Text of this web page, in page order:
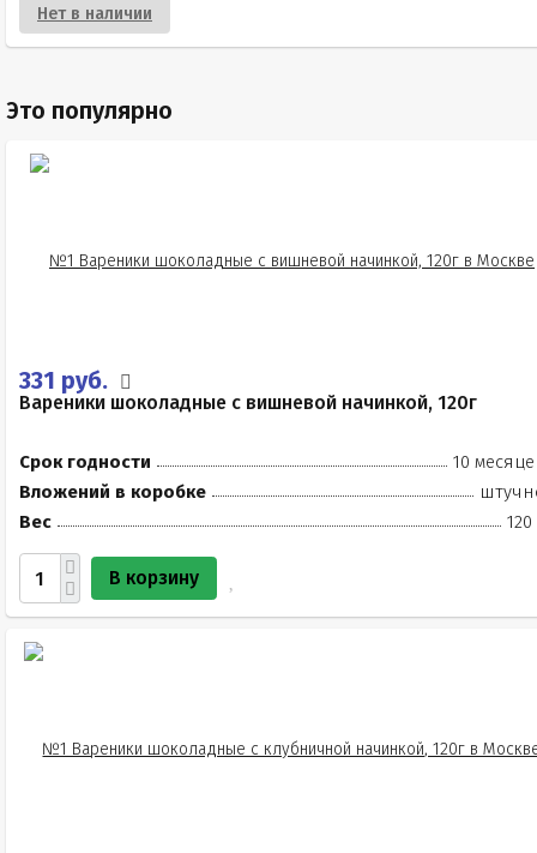
Нет в наличии
Это популярно
331 руб.
Вареники шоколадные с вишневой начинкой, 120г
Срок годности
10
Вложений в коробке
Вес
120
В корзину